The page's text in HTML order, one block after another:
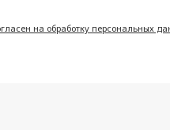
на обработку персональных